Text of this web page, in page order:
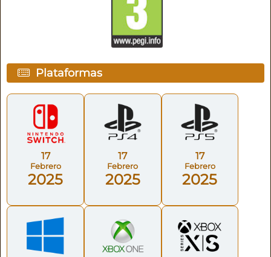
Plataformas
17
Febrero
2025
17
Febrero
2025
17
Febrero
2025